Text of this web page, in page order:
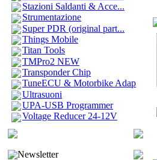
Stazioni Saldanti & Acce...
Strumentazione
Super PDR (original part...
Things Mobile
Titan Tools
TMPro2 NEW
Transponder Chip
TuneECU & Motorbike Adap
Ultrasuoni
UPA-USB Programmer
Voltage Reducer 24-12V
Newsletter